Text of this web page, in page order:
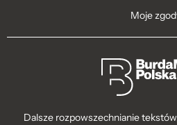
Moje
Dalsze rozpowszechnianie